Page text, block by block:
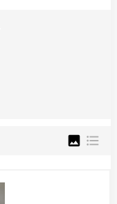
image format_list_bulleted